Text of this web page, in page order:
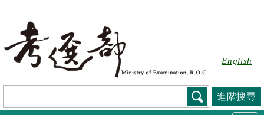
要
容
English
進階搜尋